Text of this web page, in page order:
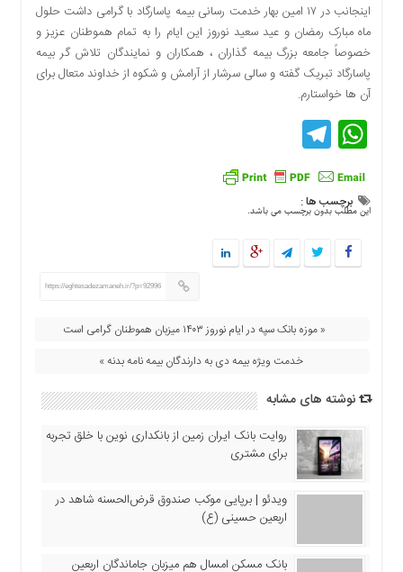
اینجانب در ۱۷ امین بهار خدمت رسانی بیمه پاسارگاد با گرامی داشت حلول
ماه مبارک رمضان و عید سعید نوروز این ایام را به تمام هموطنان عزیز و
خصوصاً جامعه بزرگ بیمه گذاران ، همکاران و نمایندگان تلاش گر بیمه
پاسارگاد تبریک گفته و سالی سرشار از آرامش و شکوه از خداوند متعال برای
آن­ ها خواستارم.
WhatsApp
Telegram
برچسب ها :
این مطلب بدون برچسب می باشد.
https://eghtesadezamaneh.ir/?p=92996
« موزه بانک سپه در ایام نوروز ۱۴۰۳ میزبان هموطنان گرامی است
خدمت ویژه بیمه دی به دارندگان بیمه نامه بدنه »
نوشته های مشابه
روایت بانک ایران زمین از بانکداری نوین با خلق تجربه
برای مشتری
ویدئو | برپایی موکب صندوق قرض‌الحسنه شاهد در
اربعین حسینی (ع)
بانک مسکن امسال هم میزبان جاماندگان اربعین